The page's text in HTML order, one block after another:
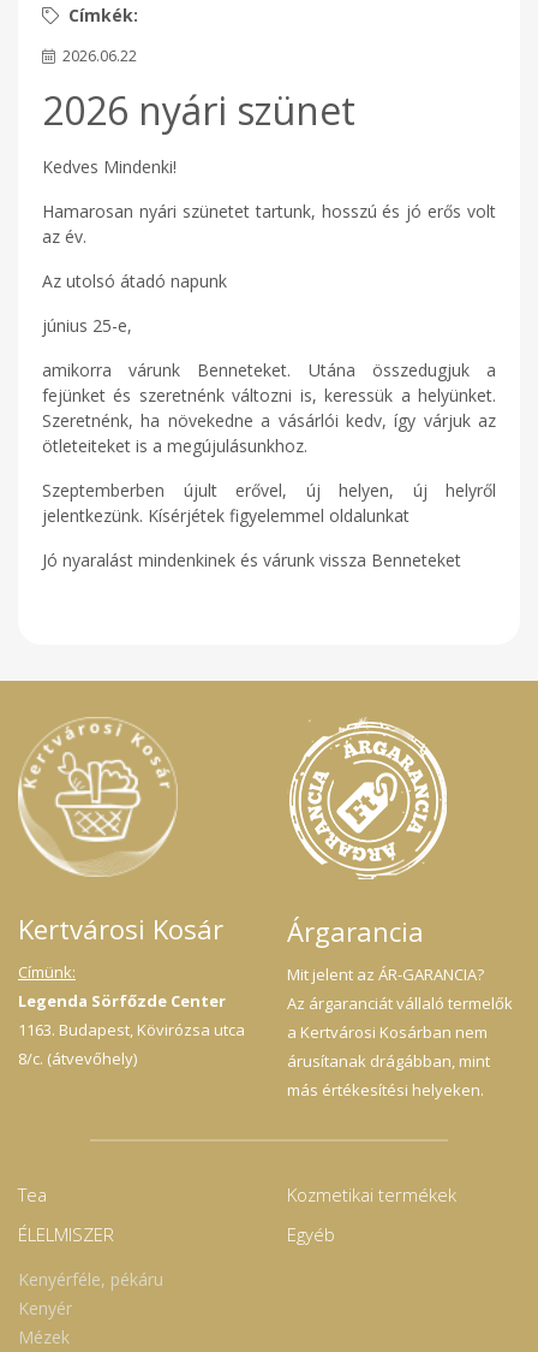
2026.06.22
2026 nyári szünet
Kedves Mindenki!
Hamarosan nyári szünetet tartunk, hosszú és jó erős volt
az év.
Az utolsó átadó napunk
június 25-e,
amikorra várunk Benneteket. Utána összedugjuk a
fejünket és szeretnénk változni is, keressük a helyünket.
Szeretnénk, ha növekedne a vásárlói kedv, így várjuk az
ötleteiteket is a megújulásunkhoz.
Szeptemberben újult erővel, új helyen, új helyről
jelentkezünk. Kísérjétek figyelemmel oldalunkat
Jó nyaralást mindenkinek és várunk vissza Benneteket
Kertvárosi Kosár
Címünk:
Legenda Sörfőzde Center
1163. Budapest, Kövirózsa utca
8/c. (átvevőhely)
Árgarancia
Mit jelent az ÁR-GARANCIA?
Az árgaranciát vállaló termelők
a Kertvárosi Kosárban nem
árusítanak drágábban, mint
más értékesítési helyeken.
Tea
ÉLELMISZER
Kenyérféle, pékáru
Kenyér
Mézek
Kozmetikai termékek
Egyéb